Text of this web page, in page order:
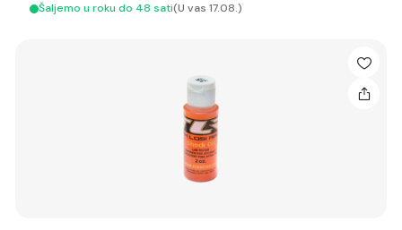
Šaljemo u roku do 48 sati(U vas 17.08.)